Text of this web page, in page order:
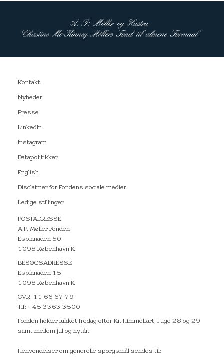
Kontakt
Nyheder
Presse
LinkedIn
Instagram
Datapolitikker
English
Disclaimer for Fondens sociale medier
Ledige stillinger
POSTADRESSE
A.P. Møller Fonden
Esplanaden 50
1098 København K
BESØGSADRESSE
Esplanaden 15
1098 København K
CVR: 11 66 67 79
Tlf: +45 3363 3500
Fonden holder lukket fredag efter Kr. Himmelfart, i uge 28 og 29
samt mellem jul og nytår.
Henvendelser om generelle spørgsmål sendes til: